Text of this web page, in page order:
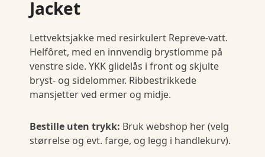
Jacket
Lettvektsjakke med resirkulert Repreve-vatt.
Helfôret, med en innvendig brystlomme på
venstre side. YKK glidelås i front og skjulte
bryst- og sidelommer. Ribbestrikkede
mansjetter ved ermer og midje.
Bestille uten trykk: Bruk webshop her (velg
størrelse og evt. farge, og legg i handlekurv).